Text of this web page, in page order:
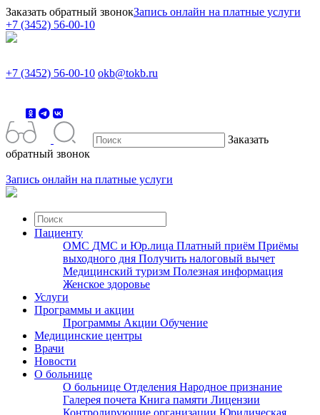
Заказать обратный звонокЗапись онлайн на платные услуги
+7 (3452) 56-00-10
+7 (3452) 56-00-10 okb@tokb.ru
Заказать
обратный звонок
Запись онлайн на платные услуги
Пациенту
ОМС ДМС и Юр.лица Платный приём Приёмы
выходного дня Получить налоговый вычет
Медицинский туризм Полезная информация
Женское здоровье
Услуги
Программы и акции
Программы Акции Обучение
Медицинские центры
Врачи
Новости
О больнице
О больнице Отделения Народное признание
Галерея почета Книга памяти Лицензии
Контролирующие организации Юридическая